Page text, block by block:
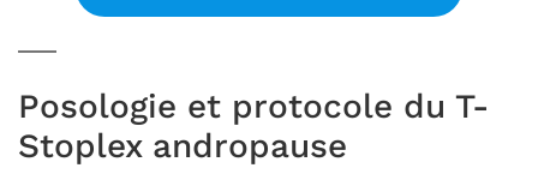
Posologie et protocole du T-
Stoplex andropause